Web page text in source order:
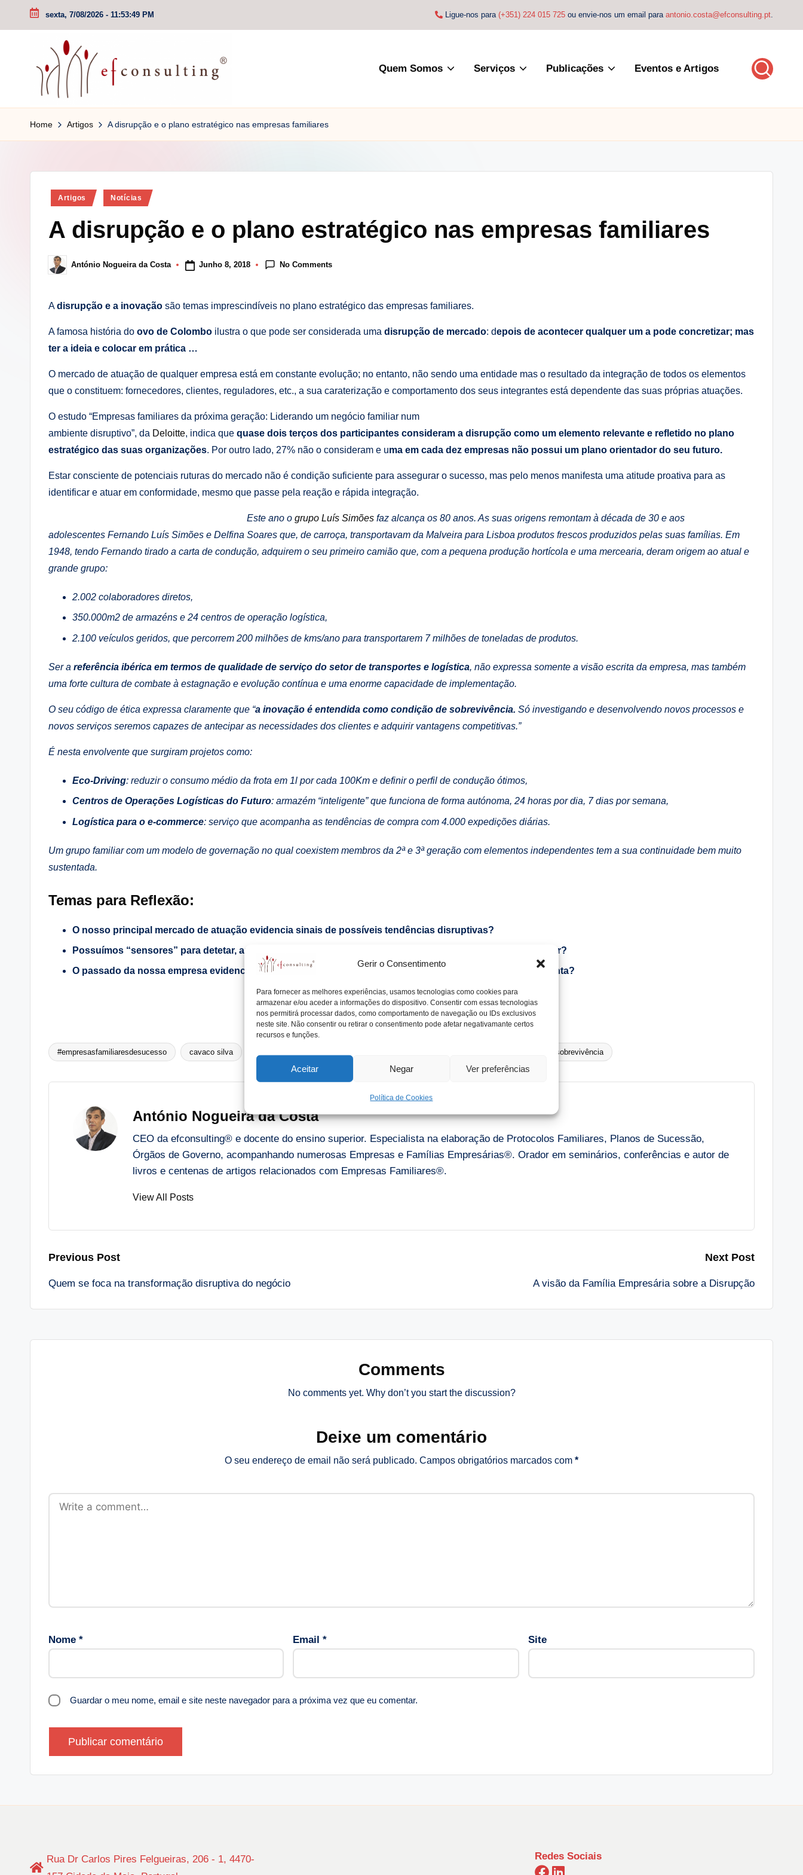
Gerir o Consentimento
Para fornecer as melhores experiências, usamos tecnologias como cookies para
armazenar e/ou aceder a informações do dispositivo. Consentir com essas tecnologias
nos permitirá processar dados, como comportamento de navegação ou IDs exclusivos
neste site. Não consentir ou retirar o consentimento pode afetar negativamante certos
recursos e funções.
Aceitar Negar Ver preferências
Política de Cookies
Skip
sexta, 7/08/2026 - 11:53:49 PM Ligue-nos para (+351) 224 015 725 ou envie-nos um email para antonio.costa@efconsulting.pt.
e
f
c
Quem Somos Serviços Publicações Eventos e Artigos
Home Artigos A disrupção e o plano estratégico nas empresas familiares
Posted
Artigos Notícias
A disrupção e o plano estratégico nas empresas familiares
Posted
by
António Nogueira da Costa Junho 8, 2018 No Comments
Adisrupção e a inovação são temas imprescindíveis no plano estratégico das empresas familiares.
A famosa história do ovo de Colombo ilustra o que pode ser considerada uma disrupção de mercado: depois de acontecer qualquer um a pode concretizar; mas
ter a ideia e colocar em prática …
O mercado de atuação de qualquer empresa está em constante evolução; no entanto, não sendo uma entidade mas o resultado da integração de todos os elementos
que o constituem: fornecedores, clientes, reguladores, etc., a sua caraterização e comportamento dos seus integrantes está dependente das suas próprias atuações.
O estudo “Empresas familiares da próxima geração: Liderando um negócio familiar num
ambiente disruptivo”, da Deloitte, indica que quase dois terços dos participantes consideram a disrupção como um elemento relevante e refletido no plano
estratégico das suas organizações. Por outro lado, 27% não o consideram e uma em cada dez empresas não possui um plano orientador do seu futuro.
Estar consciente de potenciais ruturas do mercado não é condição suficiente para assegurar o sucesso, mas pelo menos manifesta uma atitude proativa para as
identificar e atuar em conformidade, mesmo que passe pela reação e rápida integração.
Este ano o grupo Luís Simões faz alcança os 80 anos. As suas origens remontam à década de 30 e aos
adolescentes Fernando Luís Simões e Delfina Soares que, de carroça, transportavam da Malveira para Lisboa produtos frescos produzidos pelas suas famílias. Em
1948, tendo Fernando tirado a carta de condução, adquirem o seu primeiro camião que, com a pequena produção hortícola e uma mercearia, deram origem ao atual e
grande grupo:
2.002 colaboradores diretos,
350.000m2 de armazéns e 24 centros de operação logística,
2.100 veículos geridos, que percorrem 200 milhões de kms/ano para transportarem 7 milhões de toneladas de produtos.
Ser a referência ibérica em termos de qualidade de serviço do setor de transportes e logística, não expressa somente a visão escrita da empresa, mas também
uma forte cultura de combate à estagnação e evolução contínua e uma enorme capacidade de implementação.
O seu código de ética expressa claramente que “a inovação é entendida como condição de sobrevivência. Só investigando e desenvolvendo novos processos e
novos serviços seremos capazes de antecipar as necessidades dos clientes e adquirir vantagens competitivas.”
É nesta envolvente que surgiram projetos como:
Eco-Driving: reduzir o consumo médio da frota em 1l por cada 100Km e definir o perfil de condução ótimos,
Centros de Operações Logísticas do Futuro: armazém “inteligente” que funciona de forma autónoma, 24 horas por dia, 7 dias por semana,
Logística para o e-commerce: serviço que acompanha as tendências de compra com 4.000 expedições diárias.
Um grupo familiar com um modelo de governação no qual coexistem membros da 2ª e 3ª geração com elementos independentes tem a sua continuidade bem muito
sustentada.
Temas para Reflexão:
O nosso principal mercado de atuação evidencia sinais de possíveis tendências disruptivas?
Possuímos “sensores” para detetar, analisar e potenciar oportunidades que esses elementos possam gerar?
O passado da nossa empresa evidencia práticas que nos podem auxiliar a enfrentar o futuro de forma distinta?
Tags:
#empresasfamiliaresdesucesso cavaco silva sobrevivência
António Nogueira da Costa
CEO da efconsulting® e docente do ensino superior. Especialista na elaboração de Protocolos Familiares, Planos de Sucessão,
Órgãos de Governo, acompanhando numerosas Empresas e Famílias Empresárias®. Orador em seminários, conferências e autor de
livros e centenas de artigos relacionados com Empresas Familiares®.
View All Posts
Post
navigation
Previous Post
Quem se foca na transformação disruptiva do negócio
Next Post
A visão da Família Empresária sobre a Disrupção
Comments
No comments yet. Why don’t you start the discussion?
Deixe um comentário
O seu endereço de email não será publicado. Campos obrigatórios marcados com *
Nome * Email * Site
Guardar o meu nome, email e site neste navegador para a próxima vez que eu comentar.
A
e
n
a
Rua Dr Carlos Pires Felgueiras, 206 - 1, 4470-
Redes Sociais